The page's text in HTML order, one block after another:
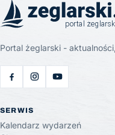
Portal żeglarski -
SERWIS
Kalendarz wydarzeń